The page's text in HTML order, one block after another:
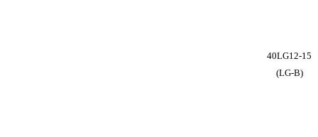
40LG12-15
(LG-B)